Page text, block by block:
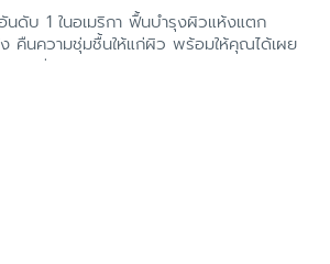
ดับ 1 ในอเมริกา ฟื้นบำรุงผิวแห้งแตก
ง คืนความชุ่มชื้นให้แก่ผิว พร้อมให้คุณได้เผย
าพดี - ยูเซอริน